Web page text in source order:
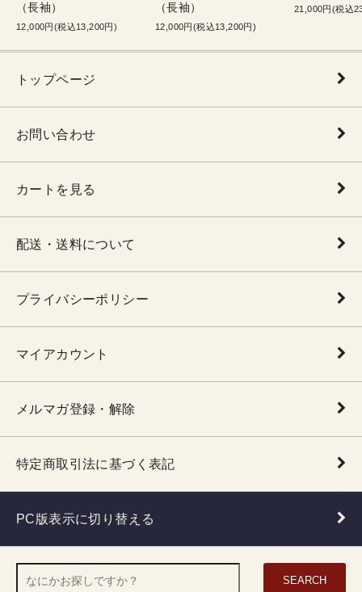
（長袖）
12,000円(税込13,200円)
（長袖）
12,000円(税込13,200円)
21,000円(税込
トップページ
お問い合わせ
カートを見る
配送・送料について
プライバシーポリシー
マイアカウント
メルマガ登録・解除
特定商取引法に基づく表記
PC版表示に切り替える
SEARCH